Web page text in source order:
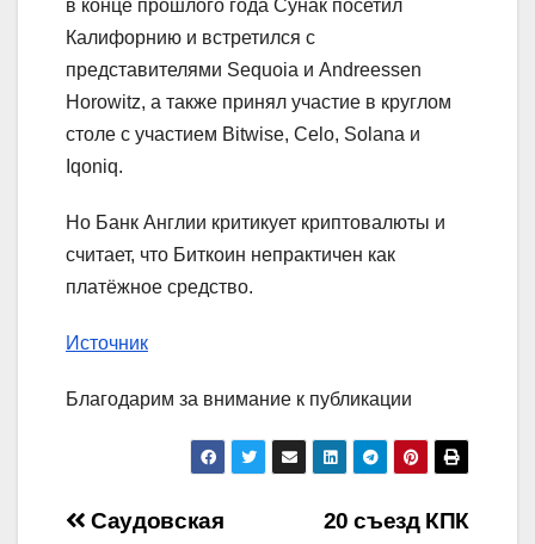
в конце прошлого года Сунак посетил
Калифорнию и встретился с
представителями Sequoia и Andreessen
Horowitz, а также принял участие в круглом
столе с участием Bitwise, Celo, Solana и
Iqoniq.
Но Банк Англии критикует криптовалюты и
считает, что Биткоин непрактичен как
платёжное средство.
Источник
Благодарим за внимание к публикации
Навигация
20 съезд КПК
Саудовская